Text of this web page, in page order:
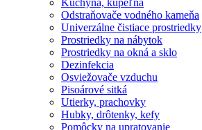
Kuchyňa, kúpeľňa
Odstraňovače vodného kameňa
Univerzálne čistiace prostriedky
Prostriedky na nábytok
Prostriedky na okná a sklo
Dezinfekcia
Osviežovače vzduchu
Pisoárové sitká
Utierky, prachovky
Hubky, drôtenky, kefy
Pomôcky na upratovanie